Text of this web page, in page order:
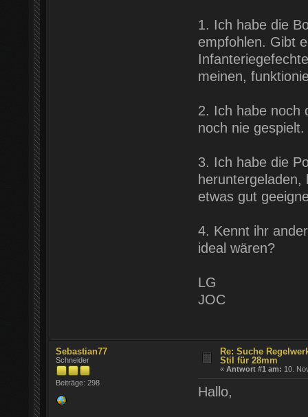
1. Ich habe die
empfohlen. Gibt
meinen,
2. Ich habe noch
noch nie
3. Ich habe die
etwas gut
4. Kennt ihr
ideal wären?
LG
JOC
Sebastian77
Schneider
Beiträge: 298
Re: Suche
Stil für 28mm
«Antwort #1 am: 10.
Hallo,